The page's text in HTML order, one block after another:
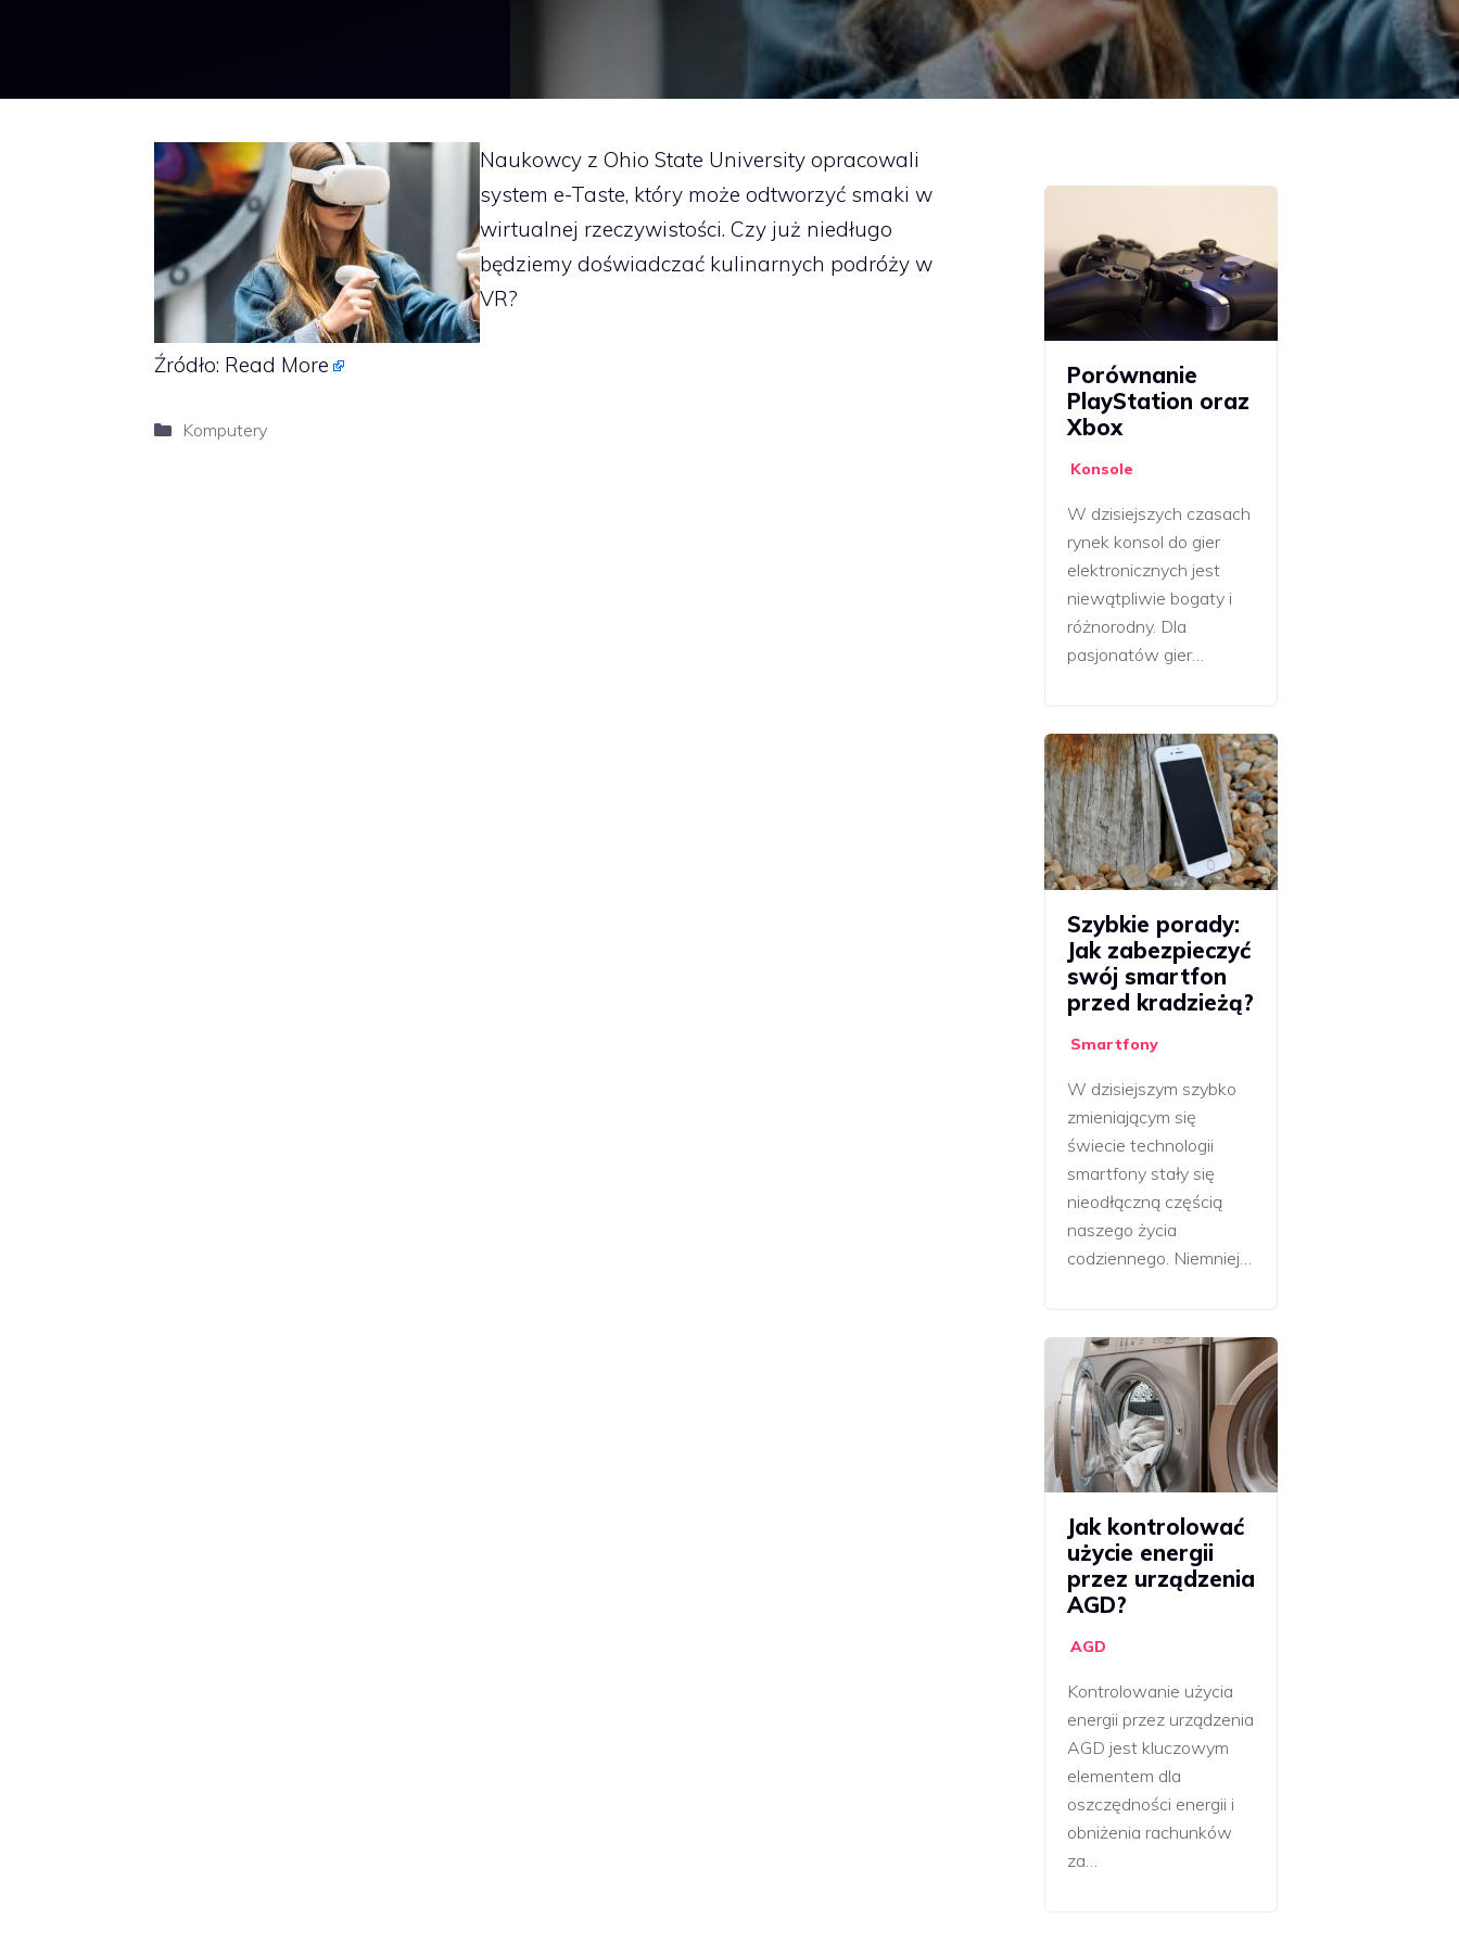
Naukowcy z Ohio State University opracowali
system e-Taste, który może odtworzyć smaki w
wirtualnej rzeczywistości. Czy już niedługo
będziemy doświadczać kulinarnych podróży w
VR?
Źródło: Read More
Kategorie
Komputery
Porównanie
PlayStation oraz
Xbox
Konsole
W dzisiejszych czasach
rynek konsol do gier
elektronicznych jest
niewątpliwie bogaty i
różnorodny. Dla
pasjonatów gier…
Szybkie porady:
Jak zabezpieczyć
swój smartfon
przed kradzieżą?
Smartfony
W dzisiejszym szybko
zmieniającym się
świecie technologii
smartfony stały się
nieodłączną częścią
naszego życia
codziennego. Niemniej…
Jak kontrolować
użycie energii
przez urządzenia
AGD?
AGD
Kontrolowanie użycia
energii przez urządzenia
AGD jest kluczowym
elementem dla
oszczędności energii i
obniżenia rachunków
za…